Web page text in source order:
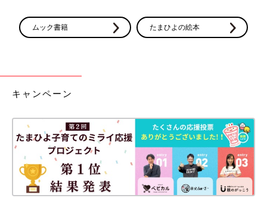
ムック書籍 たまひよの絵本
キャンペーン